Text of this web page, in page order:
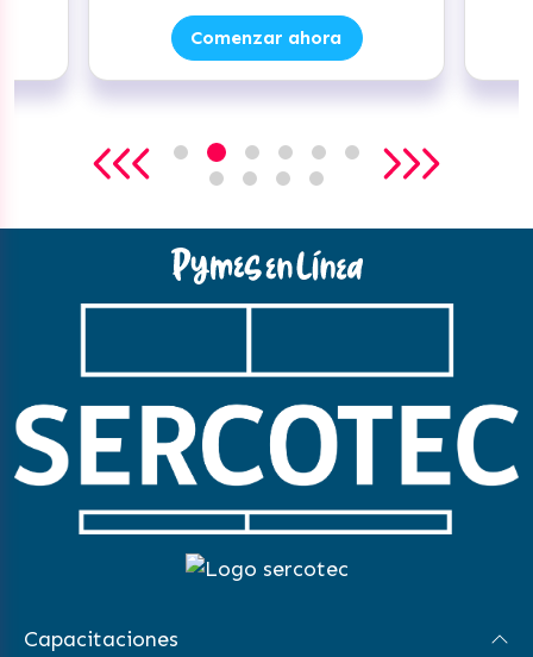
Comenzar ahora
Capacitaciones